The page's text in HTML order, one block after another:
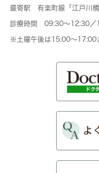
最寄駅 有楽町線「江戸川
診療時間 09:30～12:30／
※土曜午後は15:00～17:00